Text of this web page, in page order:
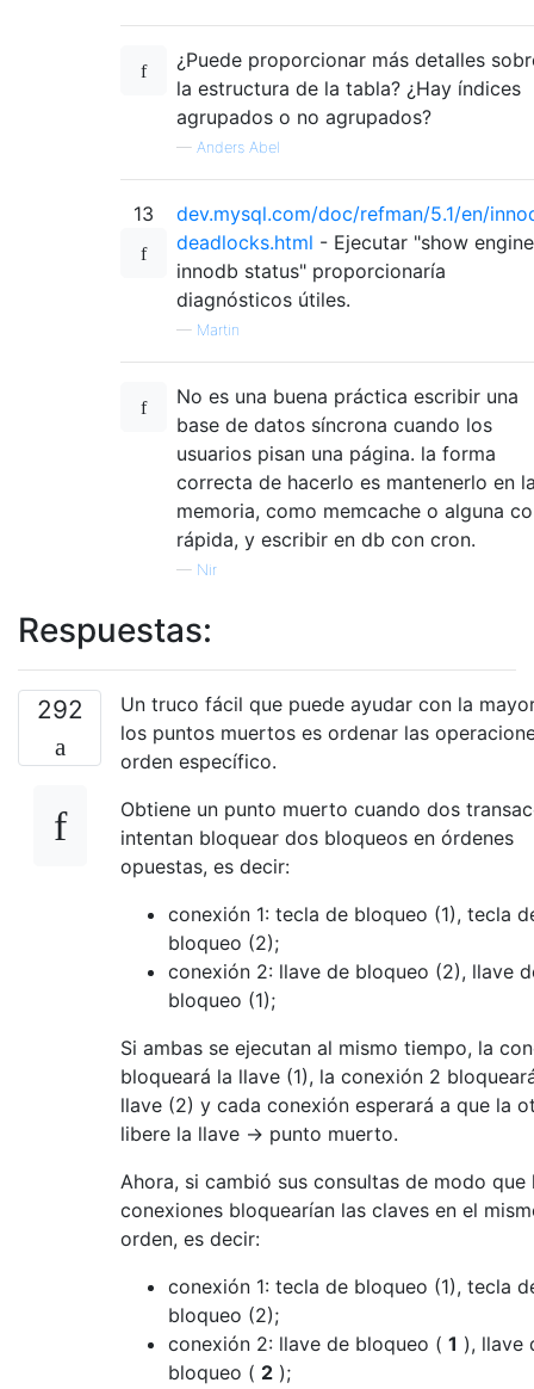
¿Puede proporcionar más detalles
la estructura de la tabla? ¿Hay índices
agrupados o no agrupados?
— Anders Abel
13
dev.mysql.com/doc/refman/5.1/en/
deadlocks.html - Ejecutar "show engine
innodb status" proporcionaría
diagnósticos útiles.
— Martin
No es una buena práctica escribir una
base de datos síncrona cuando los
usuarios pisan una página. la forma
correcta de hacerlo es mantenerlo en
memoria, como memcache o alguna
rápida, y escribir en db con cron.
— Nir
Respuestas:
292
Un truco fácil que puede ayudar con la
los puntos muertos es ordenar las
orden específico.
Obtiene un punto muerto cuando dos
intentan bloquear dos bloqueos en órdenes
opuestas, es decir:
conexión 1: tecla de bloqueo (1), tecla
bloqueo (2);
conexión 2: llave de bloqueo (2), llave
bloqueo (1);
Si ambas se ejecutan al mismo tiempo, la
bloqueará la llave (1), la conexión 2
llave (2) y cada conexión esperará a que la
libere la llave -> punto muerto.
Ahora, si cambió sus consultas de modo que
conexiones bloquearían las claves en el
orden, es decir:
conexión 1: tecla de bloqueo (1), tecla
bloqueo (2);
conexión 2: llave de bloqueo ( 1 ), llave
bloqueo ( 2 );